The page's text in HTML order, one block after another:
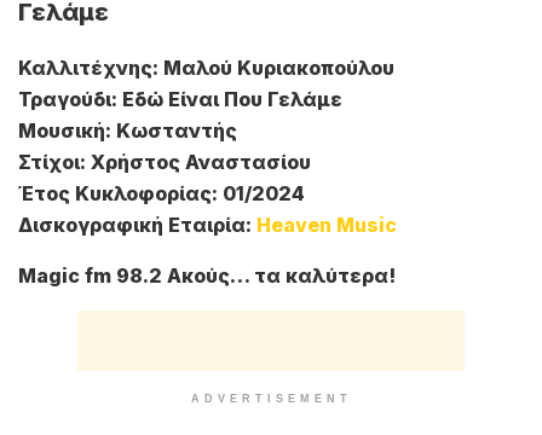
Γελάμε
Καλλιτέχνης: Μαλού Κυριακοπούλου
Τραγούδι: Εδώ Είναι Που Γελάμε
Μουσική: Κωσταντής
Στίχοι: Χρήστος Αναστασίου
Έτος Κυκλοφορίας: 01/2024
Δισκογραφική Εταιρία: Heaven Music
Magic fm 98.2 Ακούς… τα καλύτερα!
ADVERTISEMENT